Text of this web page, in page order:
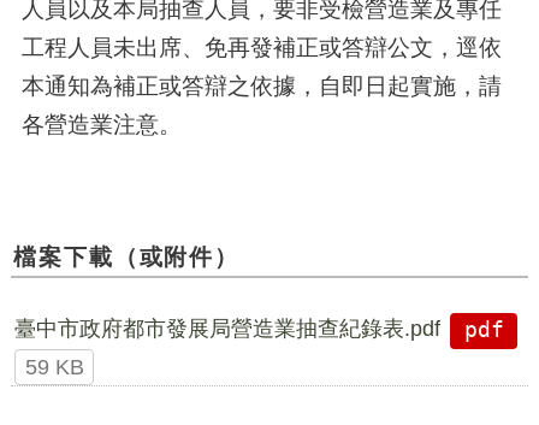
人員以及本局抽查人員，要非受檢營造業及專任
工程人員未出席、免再發補正或答辯公文，逕依
本通知為補正或答辯之依據，自即日起實施，請
各營造業注意。
檔案下載（或附件）
臺中市政府都市發展局營造業抽查紀錄表.pdf
pdf
59 KB